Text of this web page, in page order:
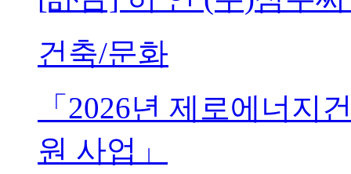
건축/문화
「2026년 제로에너지
원 사업」